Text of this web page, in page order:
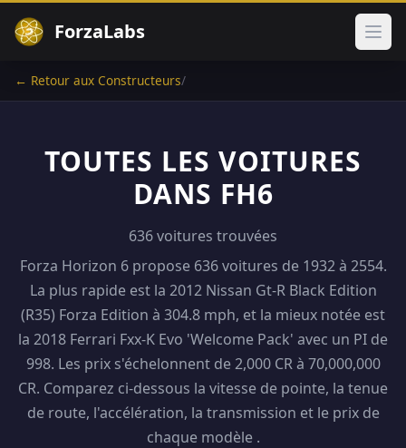
ForzaLabs
← Retour aux Constructeurs/
TOUTES LES VOITURES
DANS FH6
636 voitures trouvées
Forza Horizon 6 propose 636 voitures de 1932 à 2554.
La plus rapide est la 2012 Nissan Gt-R Black Edition
(R35) Forza Edition à 304.8 mph, et la mieux notée est
la 2018 Ferrari Fxx-K Evo 'Welcome Pack' avec un PI de
998. Les prix s'échelonnent de 2,000 CR à 70,000,000
CR. Comparez ci-dessous la vitesse de pointe, la tenue
de route, l'accélération, la transmission et le prix de
chaque modèle .